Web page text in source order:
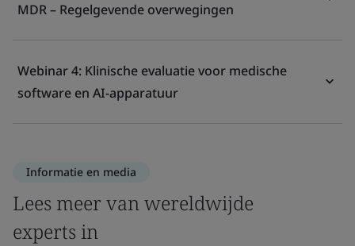
MDR – Regelgevende overwegingen
Webinar 4: Klinische evaluatie voor medische
software en AI-apparatuur
Informatie en media
Lees meer van wereldwijde
experts in